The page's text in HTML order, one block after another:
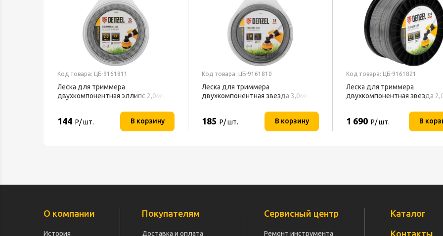
Код товара: ЦБ-9161811
Леска для триммера
двухкомпонентная эллипс 2,0мм
144 Р/ шт. В корзину
Код товара: ЦБ-9161810
Леска для триммера
двухкомпонентная звезда 3,0мм
185 Р/ шт. В корзину
Код товара: ЦБ-9161821
Леска для триммера
двухкомпонентная звезда
EXTRA CORD DENZEL
1 690 Р/ шт. В
О компании
История
Покупателям
Доставка и оплата
Сервисный центр
Ремонт инструмента
Каталог
Контакты